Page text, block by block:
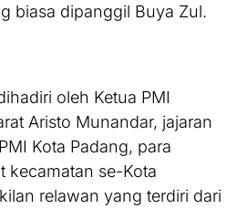
biasa dipanggil Buya Zul.
oleh Ketua PMI
Aristo Munandar, jajaran
Kota Padang, para
kecamatan se-Kota
relawan yang terdiri dari